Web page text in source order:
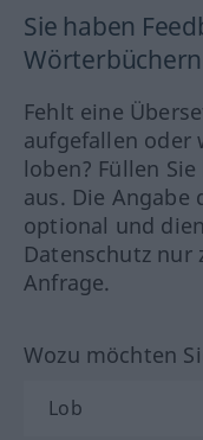
Sie haben
Fehlt eine
aufgefallen oder
loben? Füllen
aus. Die Angabe
optional und
Datenschutz
Anfrage.
Wozu möchten